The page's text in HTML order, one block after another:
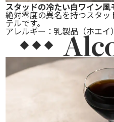
スタッドの冷たい白ワイン風
絶対零度の異名を持つスタ
テルです。
アレルギー：乳製品（ホエイ）